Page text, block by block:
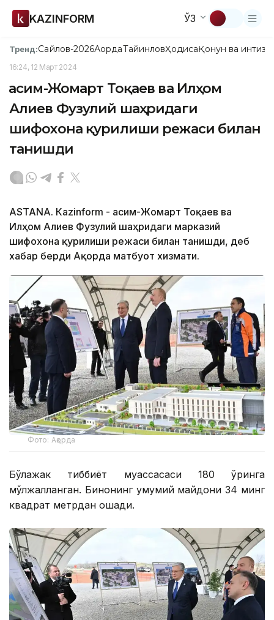
KAZINFORM ЎЗ
Тренд:Сайлов-2026АқордаТайинловҲодисаҚонун ва
16:24, 12 Март 2024
Қасим-Жомарт Тоқаев ва Илҳом
Алиев Фузулий шаҳридаги
шифохона қурилиши режаси билан
танишди
ASTANА. Кazinform - Қасим-Жомарт Тоқаев ва
Илҳом Алиев Фузулий шаҳридаги марказий
шифохона қурилиши режаси билан танишди, деб
хабар берди Ақорда матбуот хизмати.
Фото: Ақорда
Бўлажак тиббиёт муассасаси 180 ўринга
мўлжалланган. Бинонинг умумий майдони 34 минг
квадрат метрдан ошади.